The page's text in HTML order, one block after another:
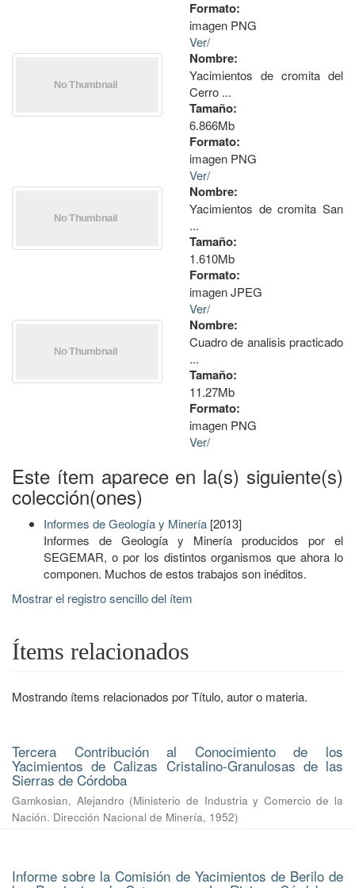
Formato:
imagen PNG
Ver/
Nombre:
Yacimientos de cromita del
Cerro ...
Tamaño:
6.866Mb
Formato:
imagen PNG
Ver/
Nombre:
Yacimientos de cromita San
...
Tamaño:
1.610Mb
Formato:
imagen JPEG
Ver/
Nombre:
Cuadro de analisis practicado
...
Tamaño:
11.27Mb
Formato:
imagen PNG
Ver/
Este ítem aparece en la(s) siguiente(s)
colección(ones)
Informes de Geología y Minería [2013]
Informes de Geología y Minería producidos por el
SEGEMAR, o por los distintos organismos que ahora lo
componen. Muchos de estos trabajos son inéditos.
Mostrar el registro sencillo del ítem
Ítems relacionados
Mostrando ítems relacionados por Título, autor o materia.
Tercera Contribución al Conocimiento de los
Yacimientos de Calizas Cristalino-Granulosas de las
Sierras de Córdoba
Gamkosian, Alejandro (Ministerio de Industria y Comercio de la
Nación. Dirección Nacional de Minería, 1952)
Informe sobre la Comisión de Yacimientos de Berilo de